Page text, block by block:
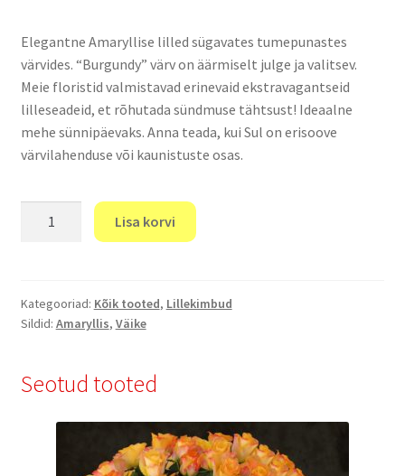
Elegantne Amaryllise lilled sügavates tumepunastes
värvides. “Burgundy” värv on äärmiselt julge ja valitsev.
Meie floristid valmistavad erinevaid ekstravagantseid
lilleseadeid, et rõhutada sündmuse tähtsust! Ideaalne
mehe sünnipäevaks. Anna teada, kui Sul on erisoove
värvilahenduse või kaunistuste osas.
Lisa korvi
Kategooriad: Kõik tooted, Lillekimbud
Sildid: Amaryllis, Väike
Seotud tooted